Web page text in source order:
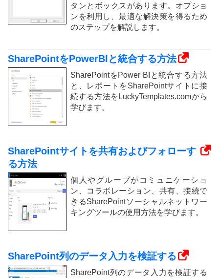
タンとボックスがあります。オプショ
ンを利用し、最適な解決策を得るため
のステップを解説します。
SharePointをPowerBIと統合する方法
SharePointをPower BIと統合する方法
と、レポートをSharePointサイトに接
続する方法をLuckyTemplates.comから
学びます。
SharePointサイトを共有およびフォローす
る方法
個人やグループがコミュニケーショ
ン、コラボレーション、共有、接続で
きるSharePointソーシャルネットワー
キングツールの使用方法を学びます。
SharePoint列のデータ入力を検証する
SharePoint列のデータ入力を検証する